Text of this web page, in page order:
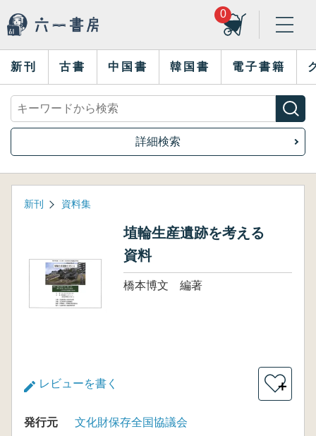
0
新刊 古書 中国書 韓国書 電子書籍
詳細検索
新刊 資料集
埴輪生産遺跡を考える
資料
橋本博文 編著
レビューを書く ＋
発行元
文化財保存全国協議会